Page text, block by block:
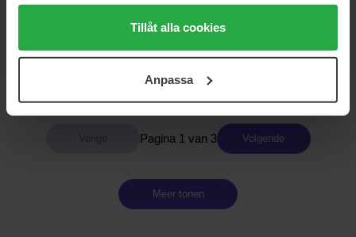
Genom att trycka på "Tillåt alla cookies" accepterar du
alla cookies, medan du under "Detaljer" kan anpassa
användningen av cookies. Du kan när som helst återkalla
samt vår Integritetspolicy.
Tillåt alla cookies
Anpassa
Value Pack
Hugo Boss
Value Pack
159 €
Pagina 1 van 3 Volgende
Meer tonen